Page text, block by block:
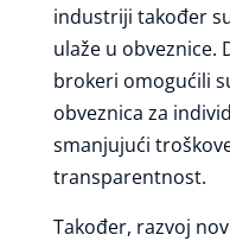
industriji također
ulaže u obveznice.
brokeri omogućili
obveznica za
smanjujući
transparentnost.
Također, razvoj